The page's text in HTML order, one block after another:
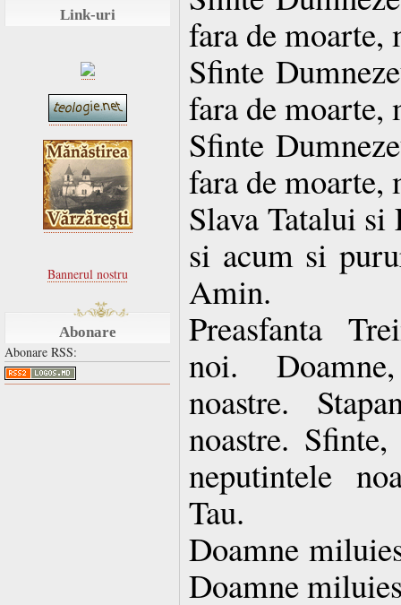
Link-uri
Bannerul nostru
Abonare
Abonare RSS:
fara de moarte,
Sfinte
fara de moarte,
Sfinte
fara de moarte,
Slava Tatalui
si acum si
Amin.
Preasfanta
noi.
noastre.
noastre.
neputintele
Tau.
Doamne
Doamne